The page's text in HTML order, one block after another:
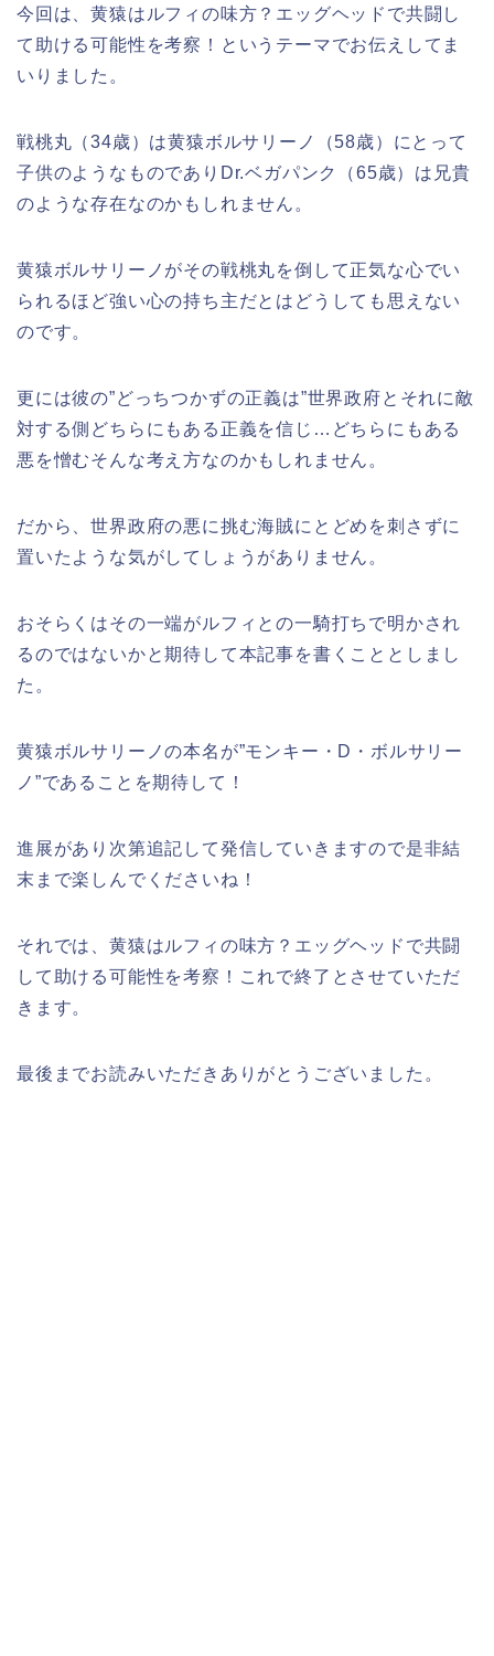
今回は、黄猿はルフィの味方？エッグヘッドで共闘し
て助ける可能性を考察！というテーマでお伝えしてま
いりました。
戦桃丸（34歳）は黄猿ボルサリーノ（58歳）にとって
子供のようなものでありDr.ベガパンク（65歳）は兄貴
のような存在なのかもしれません。
黄猿ボルサリーノがその戦桃丸を倒して正気な心でい
られるほど強い心の持ち主だとはどうしても思えない
のです。
更には彼の”どっちつかずの正義は”世界政府とそれに敵
対する側どちらにもある正義を信じ…どちらにもある
悪を憎むそんな考え方なのかもしれません。
だから、世界政府の悪に挑む海賊にとどめを刺さずに
置いたような気がしてしょうがありません。
おそらくはその一端がルフィとの一騎打ちで明かされ
るのではないかと期待して本記事を書くこととしまし
た。
黄猿ボルサリーノの本名が”モンキー・D・ボルサリー
ノ”であることを期待して！
進展があり次第追記して発信していきますので是非結
末まで楽しんでくださいね！
それでは、黄猿はルフィの味方？エッグヘッドで共闘
して助ける可能性を考察！これで終了とさせていただ
きます。
最後までお読みいただきありがとうございました。